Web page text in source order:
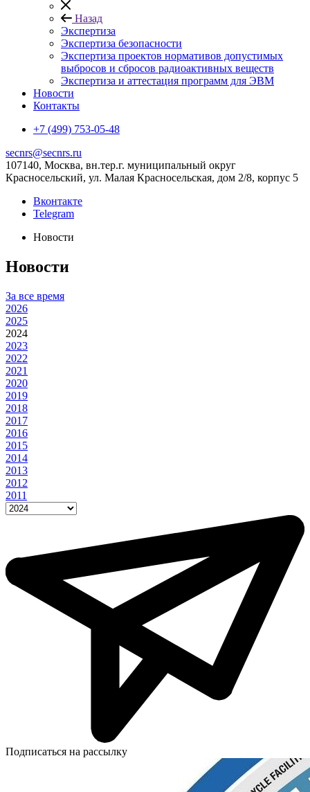
Назад
Экспертиза
Экспертиза безопасности
Экспертиза проектов нормативов допустимых
выбросов и сбросов радиоактивных веществ
Экспертиза и аттестация программ для ЭВМ
Новости
Контакты
+7 (499) 753-05-48
secnrs@secnrs.ru
107140, Москва, вн.тер.г. муниципальный округ
Красносельский, ул. Малая Красносельская, дом 2/8, корпус 5
Вконтакте
Telegram
Новости
Новости
За все время
2026
2025
2024
2023
2022
2021
2020
2019
2018
2017
2016
2015
2014
2013
2012
2011
Подписаться на рассылку